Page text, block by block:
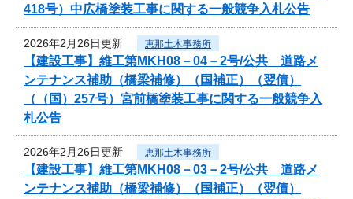
418号）中広橋塗装工事に関する一般競争入札公告
2026年2月26日更新 恵那土木事務所
【建設工事】維工第MKH08－04－2号/公共 道路メ
ンテナンス補助（橋梁補修）（国補正）（翌債）
（（国）257号）宮前橋塗装工事に関する一般競争入
札公告
2026年2月26日更新 恵那土木事務所
【建設工事】維工第MKH08－03－2号/公共 道路メ
ンテナンス補助（橋梁補修）（国補正）（翌債）